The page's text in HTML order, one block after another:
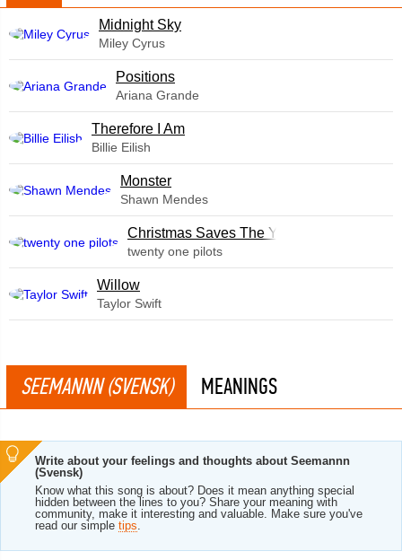
Midnight Sky
Miley Cyrus
​Positions
Ariana Grande
Therefore I Am
Billie Eilish
Monster
Shawn Mendes
Christmas Saves The Year
twenty one pilots
Willow
Taylor Swift
SEEMANNN (SVENSK) MEANINGS
Write about your feelings and thoughts about Seemannn
(Svensk)
Know what this song is about? Does it mean anything special
hidden between the lines to you? Share your meaning with
community, make it interesting and valuable. Make sure you've
read our simple tips.